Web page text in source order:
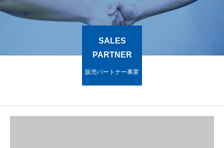
SALES
PARTNER
販売パートナー事業